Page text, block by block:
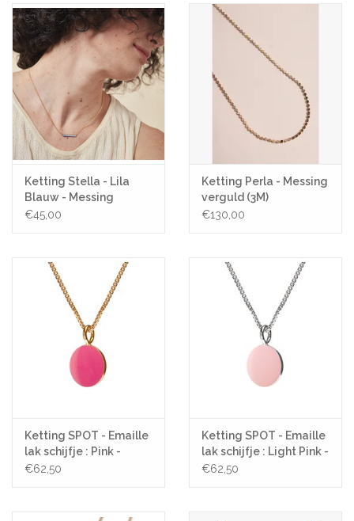
Ketting Stella - Lila
Blauw - Messing
verguld
€45,00
Ketting Perla - Messing
verguld (3M)
€130,00
Ketting SPOT - Emaille
lak schijfje : Pink -
Lengte 60cm, Ø 9mm -
€62,50
Ketting SPOT - Emaille
lak schijfje : Light Pink -
Lengte 60cm, Ø 9mm -
€62,50